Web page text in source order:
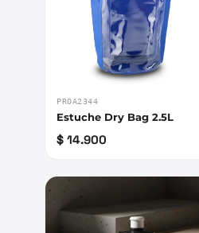
PROA2344
Estuche Dry Bag 2.5L
$ 14.900